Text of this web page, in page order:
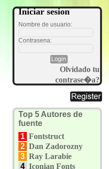
Iniciar sesion
Nombre de usuario:
Contrasena:
Olvidado tu
contrase�a?
Top 5 Autores de
fuente
1 Fontstruct
2 Dan Zadorozny
3 Ray Larabie
4 Iconian Fonts